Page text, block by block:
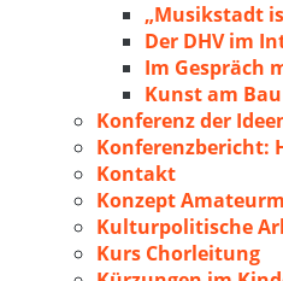
„Musikstadt
Der DHV im
Im Gespräch
Kunst am Bau
Konferenz der
Konferenzbericht:
Kontakt
Konzept
Kulturpolitische
Kurs Chorleitung